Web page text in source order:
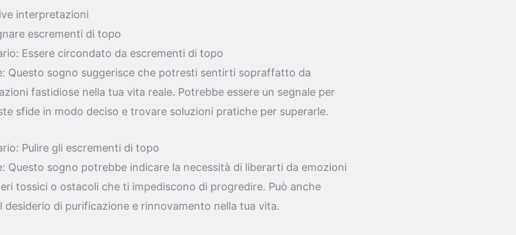
interpretazioni
escrementi di topo
Essere circondato da escrementi di topo
Questo sogno suggerisce che potresti sentirti sopraffatto da
fastidiose nella tua vita reale. Potrebbe essere un segnale per
sfide in modo deciso e trovare soluzioni pratiche per superarle.
Pulire gli escrementi di topo
Questo sogno potrebbe indicare la necessità di liberarti da emozioni
tossici o ostacoli che ti impediscono di progredire. Può anche
desiderio di purificazione e rinnovamento nella tua vita.